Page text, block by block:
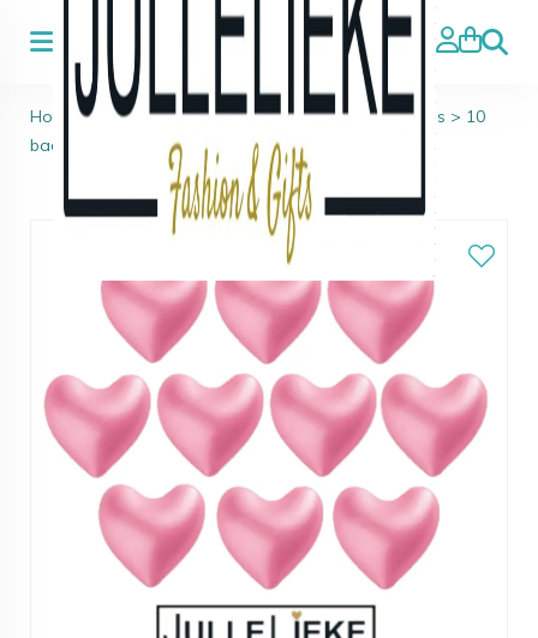
Zoeken
Home > Badparels, Zeep en Bruisballen> Badparels > 10
badparels Pearly Aardbei Hartjes